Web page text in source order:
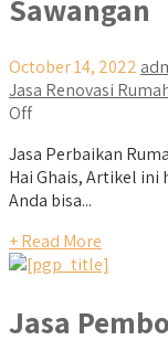
Sawangan
October 14, 2022
Jasa Renovasi
Off
Jasa Perbaikan
Hai Ghais, Artikel
Anda bisa...
+ Read More
Jasa